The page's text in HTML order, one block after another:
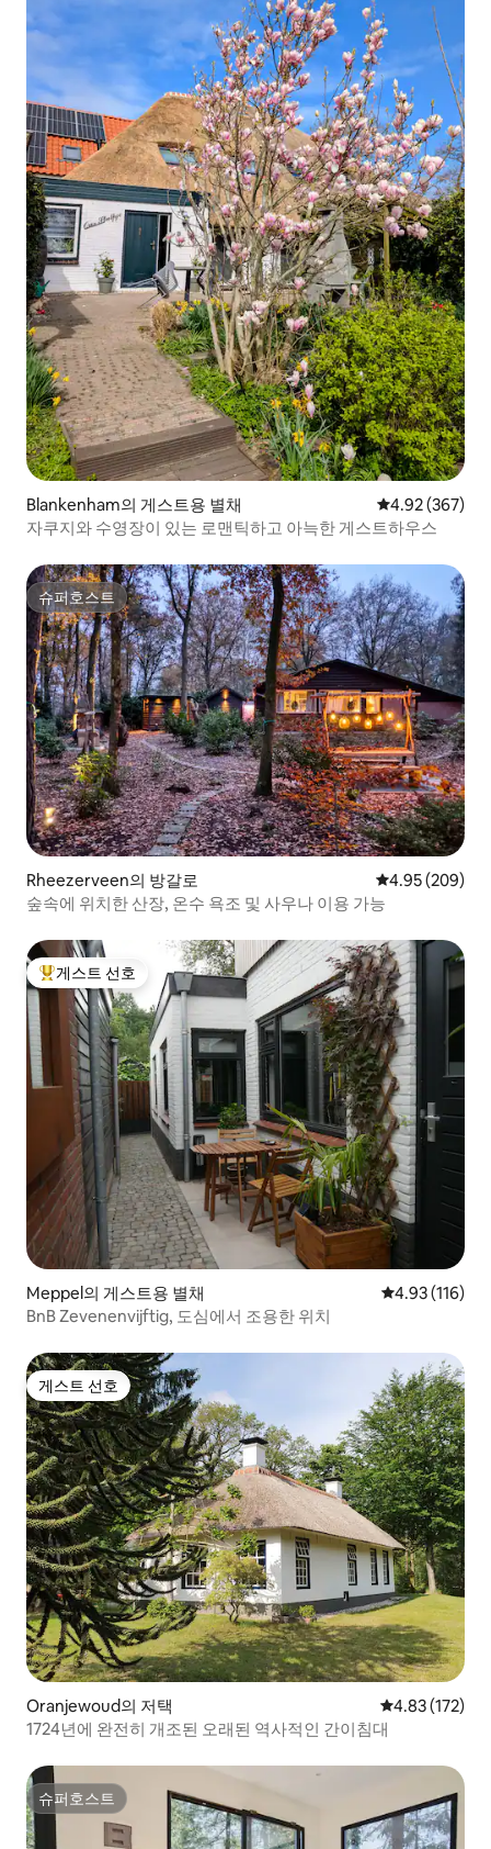
Blankenham의 게스트용 별채 평점 4.92점(5
4.92 (367)
자쿠지와 수영장이 있는 로맨틱하고 아늑한 게스트하우스
슈퍼호스트
슈퍼호스트
Rheezerveen의 방갈로 평점 4.95점(5
4.95 (209)
숲속에 위치한 산장, 온수 욕조 및 사우나 이용 가능
상위 게스트 선호
게스트 선호
Meppel의 게스트용 별채 평점 4.93점(5
4.93 (116)
BnB Zevenenvijftig, 도심에서 조용한 위치
게스트 선호
게스트 선호
Oranjewoud의 저택 평점 4.83점(5
4.83 (172)
1724년에 완전히 개조된 오래된 역사적인 간이침대
슈퍼호스트
슈퍼호스트